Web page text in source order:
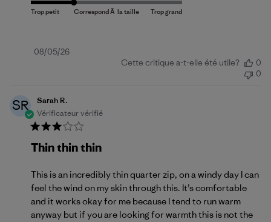
Date
08/05/26
Cette critique a-t-elle été utile?
0
0
SR
Sarah R.
Vérificateur vérifié
Thin thin thin
This is an incredibly thin quarter zip, on a windy day I can
feel the wind on my skin through this. It’s comfortable
and it works okay for me because I tend to run warm
anyway but if you are looking for warmth this is not the